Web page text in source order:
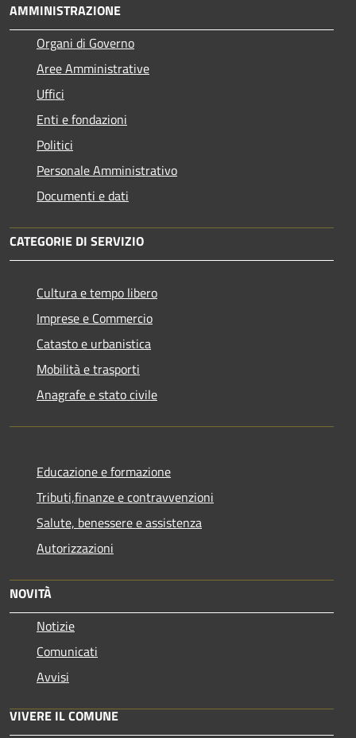
AMMINISTRAZIONE
Organi di Governo
Aree Amministrative
Uffici
Enti e fondazioni
Politici
Personale Amministrativo
Documenti e dati
CATEGORIE DI SERVIZIO
Cultura e tempo libero
Imprese e Commercio
Catasto e urbanistica
Mobilità e trasporti
Anagrafe e stato civile
Educazione e formazione
Tributi,finanze e contravvenzioni
Salute, benessere e assistenza
Autorizzazioni
NOVITÀ
Notizie
Comunicati
Avvisi
VIVERE IL COMUNE